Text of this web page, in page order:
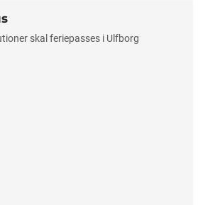
skal feriepasses i Ulfborg